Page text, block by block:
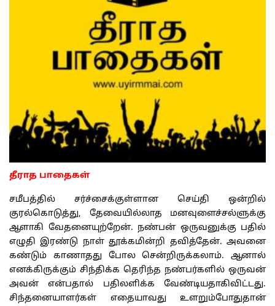
தீராத பாதைகள்
சமீபத்தில் சர்ச்சைக்குள்ளான செய்தி ஒன்றில்
குரல்கொடுத்து, தேவையில்லாத மனவுளைச்சல்ளுக்கு
ஆளாகி வேதனையுற்றேன். நண்பன் ஒருவனுக்கு பதில்
எழுதி இரண்டு நாள் தூக்கமின்றி தவித்தேன். அவனை
கண்டும் காணாதது போல சென்றிருக்கலாம். ஆனால்
எனக்கிருக்கும் சிந்திக்க தெரிந்த நண்பர்களில் ஒருவன்
அவன் என்பதால் பதிலளிக்க வேண்டியதாகிவிட்டது.
சிந்தனையாளர்கள் எதையாவது உளறும்போதுதான்